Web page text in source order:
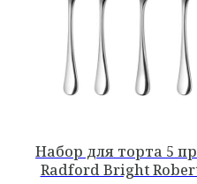
Набор для торта 5
Radford Bright